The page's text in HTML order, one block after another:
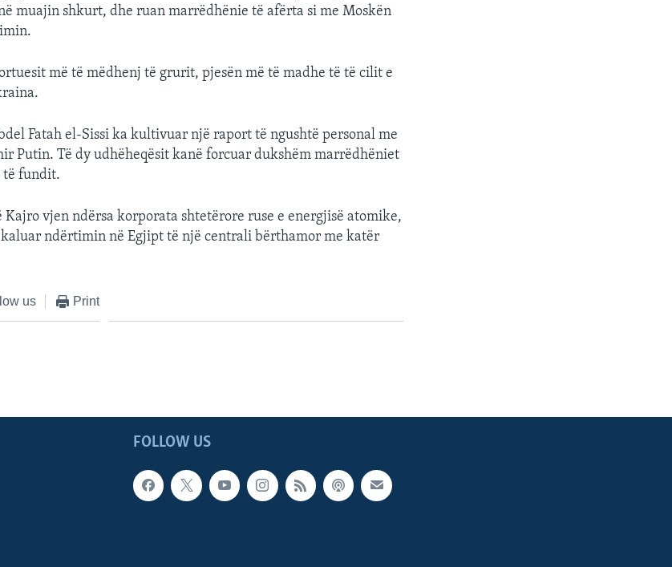
muajin shkurt, dhe ruan marrëdhënie të afërta si me Moskën
më të mëdhenj të grurit, pjesën më të madhe të të cilit e
Fatah el-Sissi ka kultivuar një raport të ngushtë personal me
Putin. Të dy udhëheqësit kanë forcuar dukshëm marrëdhëniet
të fundit.
Kajro vjen ndërsa korporata shtetërore ruse e energjisë atomike,
ndërtimin në Egjipt të një centrali bërthamor me katër
us Print
FOLLOW US